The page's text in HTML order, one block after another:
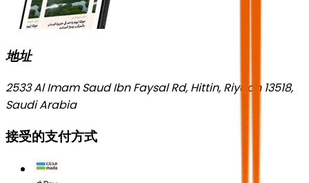
地址
2533 Al Imam Saud Ibn Faysal Rd, Hittin, Riyadh 13518,
Saudi Arabia
接受的支付方式